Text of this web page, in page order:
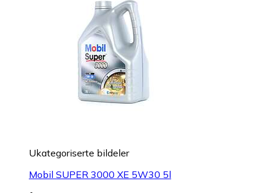
Ukategoriserte bildeler
Mobil SUPER 3000 XE 5W30 5l